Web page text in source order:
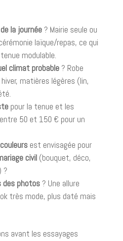
la journée? Mairie seule ou
laïque/repas, ce qui
modulable.
climat probable? Robe
matières légères (lin,
pour la tenue et les
50 et 150 € pour un
est envisagée pour
civil(bouquet, déco,
?
des photos? Une allure
très mode, plus daté mais
avant les essayages